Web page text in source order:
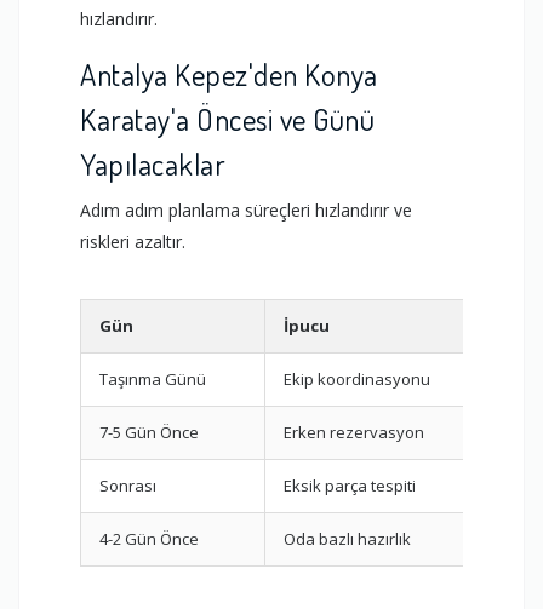
hızlandırır.
Antalya Kepez'den Konya
Karatay'a Öncesi ve Günü
Yapılacaklar
Adım adım planlama süreçleri hızlandırır ve
riskleri azaltır.
Gün İpucu
Taşınma Günü Ekip koordinasyonu
7-5 Gün Önce Erken rezervasyon
Sonrası Eksik parça tespiti
4-2 Gün Önce Oda bazlı hazırlık